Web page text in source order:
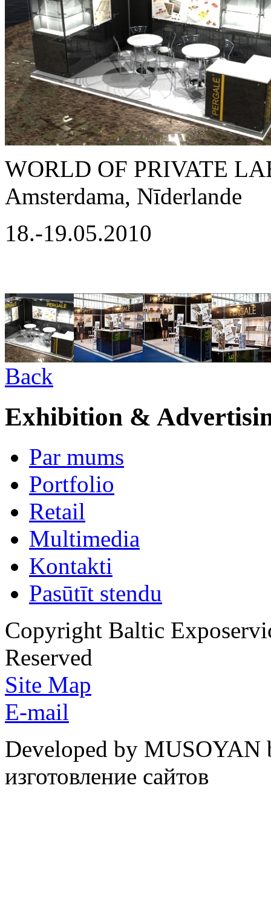
WORLD OF PRIVATE
Amsterdama, Nīderlande
18.-19.05.2010
Back
Exhibition &
Par mums
Portfolio
Retail
Multimedia
Kontakti
Pasūtīt stendu
Copyright Baltic
Reserved
Site Map
E-mail
Developed by
изготовление сайтов